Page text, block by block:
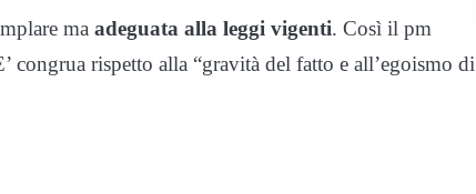
ma adeguata alla leggi vigenti. Così il pm
congrua rispetto alla “gravità del fatto e all’egoismo di